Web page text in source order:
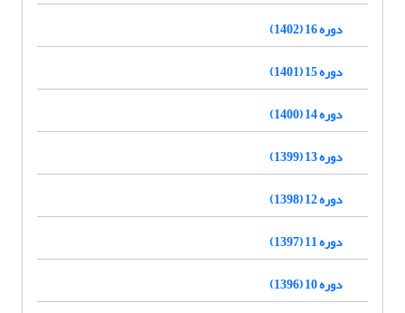
دوره 16 (1402)
دوره 15 (1401)
دوره 14 (1400)
دوره 13 (1399)
دوره 12 (1398)
دوره 11 (1397)
دوره 10 (1396)